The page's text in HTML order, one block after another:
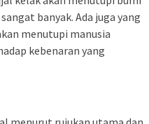
banyak. Ada juga yang
menutupi manusia
kebenaran yang